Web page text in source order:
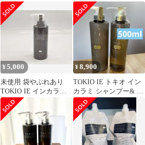
ット
700 セット Dr.Jr
¥5,000
未使用 袋やぶれあり
TOKIO IE インカラミ
プラチナム トリートメ
ント 400g
¥8,900
TOKIO IE トキオ イン
カラミ シャンプー& ト
リートメント 500ml